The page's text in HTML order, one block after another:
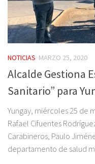
NOTICIAS MARZO 25, 2020
Alcalde Gestiona
Sanitario” para
Yungay, miércoles 25 de
Rafael Cifuentes
Carabineros, Paulo
departamento de salud